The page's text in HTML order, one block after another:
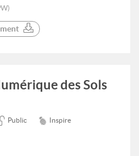
des Sols
Public Inspire